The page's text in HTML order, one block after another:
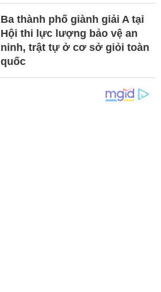
Ba thành phố giành giải A tại
Hội thi lực lượng bảo vệ an
ninh, trật tự ở cơ sở giỏi toàn
quốc